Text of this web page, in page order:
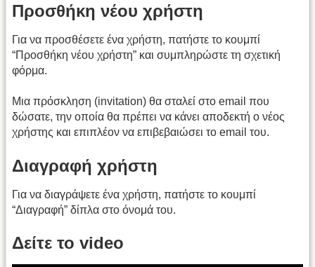
Προσθήκη νέου χρήστη
Για να προσθέσετε ένα χρήστη, πατήστε το κουμπί
“Προσθήκη νέου χρήστη” και συμπληρώστε τη σχετική
φόρμα.
Μια πρόσκληση (invitation) θα σταλεί στο email που
δώσατε, την οποία θα πρέπει να κάνει αποδεκτή ο νέος
χρήστης και επιπλέον να επιβεβαιώσει το email του.
Διαγραφή χρήστη
Για να διαγράψετε ένα χρήστη, πατήστε το κουμπί
“Διαγραφή” δίπλα στο όνομά του.
Δείτε το video